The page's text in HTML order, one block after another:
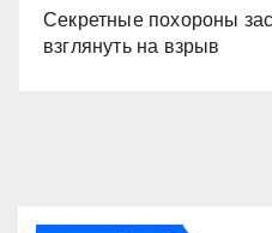
Секретные похороны
взглянуть на взрыв